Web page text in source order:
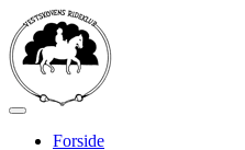
Forside